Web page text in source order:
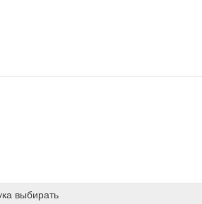
знает, где его искать
выбирать